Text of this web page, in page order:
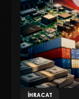
İHRACAT